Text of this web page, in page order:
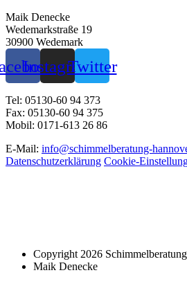
Maik Denecke
Wedemarkstraße 19
30900 Wedemark
InstagramTwitter
Tel: 05130-60 94 373
Fax: 05130-60 94 375
Mobil: 0171-613 26 86
E-Mail: info@schimmelberatung-
Datenschutzerklärung Cookie-
Copyright 2026
Maik Denecke